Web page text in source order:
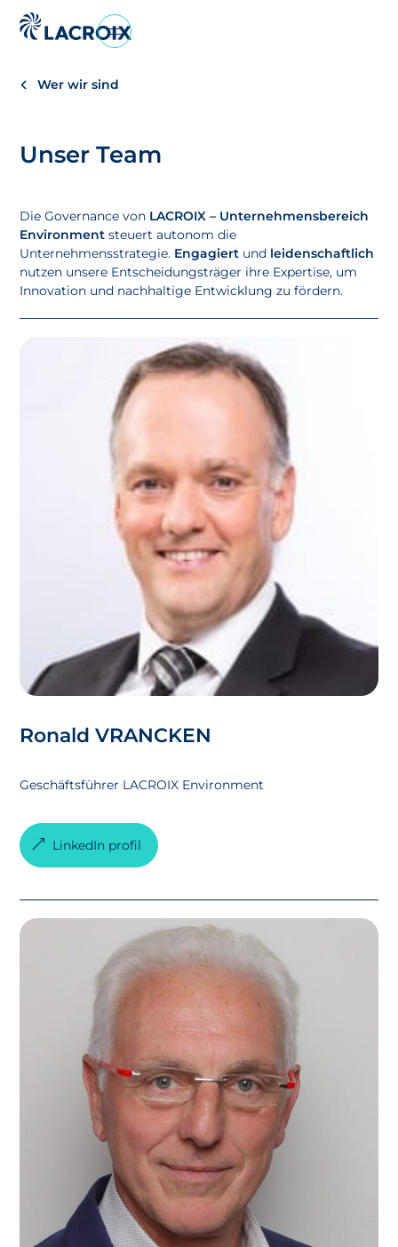
Zum
Zum
Zum
Wer wir sind
Unser Team
Die Governance von LACROIX – Unternehmensbereich
Environment steuert autonom die
Unternehmensstrategie. Engagiert und leidenschaftlich
nutzen unsere Entscheidungsträger ihre Expertise, um
Innovation und nachhaltige Entwicklung zu fördern.
Ronald VRANCKEN
Geschäftsführer LACROIX Environment
LinkedIn profil